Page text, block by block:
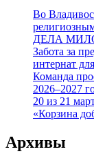
Во
ДЕЛА
Забота за
интернат
Команда
2026–2027
20 из 21
«Корзина
Архивы